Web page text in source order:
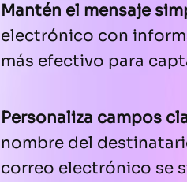
Mantén el mensaje
electrónico con
más efectivo para
Personaliza campos
nombre del
correo electrónico se